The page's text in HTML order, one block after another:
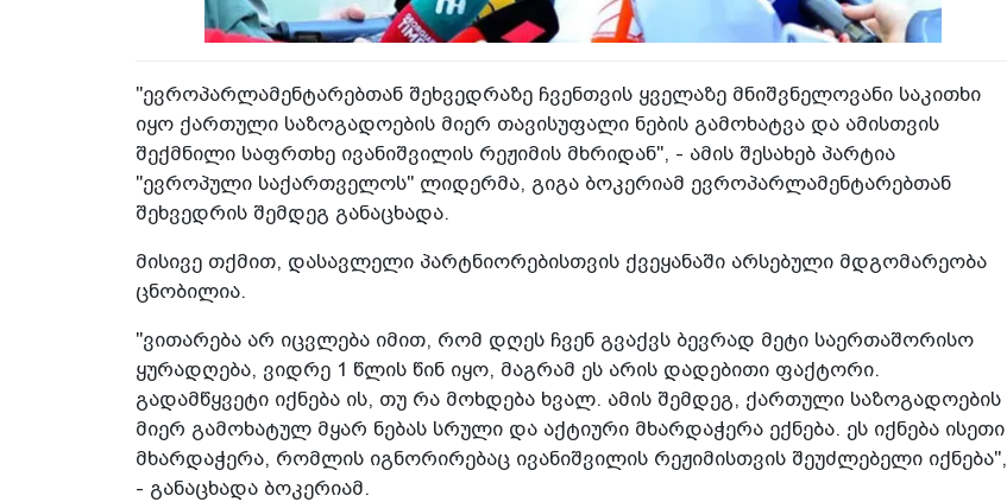
"ევროპარლამენტარებთან შეხვედრაზე ჩვენთვის ყველაზე მნიშვნელოვანი საკითხი
იყო ქართული საზოგადოების მიერ თავისუფალი ნების გამოხატვა და ამისთვის
შექმნილი საფრთხე ივანიშვილის რეჟიმის მხრიდან", - ამის შესახებ პარტია
"ევროპული საქართველოს" ლიდერმა, გიგა ბოკერიამ ევროპარლამენტარებთან
შეხვედრის შემდეგ განაცხადა.
მისივე თქმით, დასავლელი პარტნიორებისთვის ქვეყანაში არსებული მდგომარეობა
ცნობილია.
"ვითარება არ იცვლება იმით, რომ დღეს ჩვენ გვაქვს ბევრად მეტი საერთაშორისო
ყურადღება, ვიდრე 1 წლის წინ იყო, მაგრამ ეს არის დადებითი ფაქტორი.
გადამწყვეტი იქნება ის, თუ რა მოხდება ხვალ. ამის შემდეგ, ქართული საზოგადოების
მიერ გამოხატულ მყარ ნებას სრული და აქტიური მხარდაჭერა ექნება. ეს იქნება ისეთი
მხარდაჭერა, რომლის იგნორირებაც ივანიშვილის რეჟიმისთვის შეუძლებელი იქნება",
- განაცხადა ბოკერიამ.